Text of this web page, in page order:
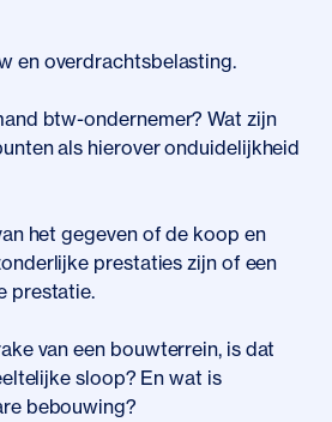
en overdrachtsbelasting.
btw-ondernemer? Wat zijn
als hierover onduidelijkheid
het gegeven of de koop en
prestaties zijn of een
prestatie.
van een bouwterrein, is dat
sloop? En wat is
bebouwing?